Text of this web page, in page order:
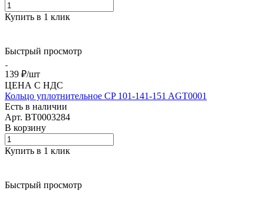
Купить в 1 клик
Быстрый просмотр
139 ₽/шт
ЦЕНА С НДС
Кольцо уплотнительное CP 101-141-151 AGT0001
Есть в наличии
Арт. BT0003284
В корзину
Купить в 1 клик
Быстрый просмотр